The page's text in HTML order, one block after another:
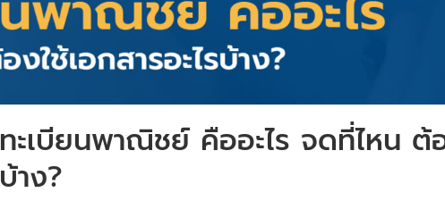
ทะเบียนพาณิชย์ คืออะไร จดที่ไหน ต้อ
บ้าง?